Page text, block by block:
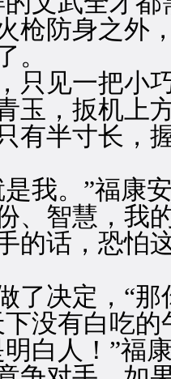
枪防身之外
。
见一把小巧
玉，扳机上
有半寸长，
。”福康安
、智慧，我
的话，恐怕
决定，“那
没有白吃的
人！”福康